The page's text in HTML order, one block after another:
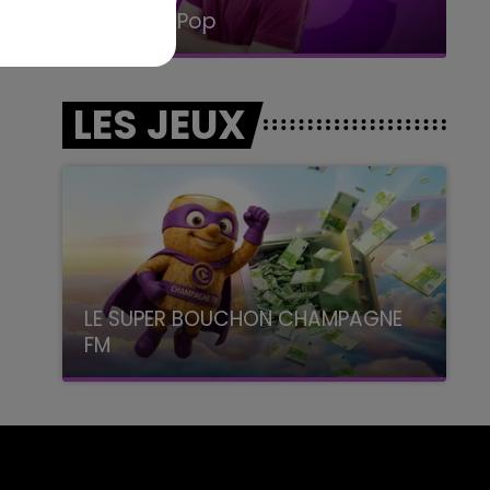
La Radio Pop
LES JEUX
LE SUPER BOUCHON CHAMPAGNE
FM
avec La Famille Champagne FM, à 8H10